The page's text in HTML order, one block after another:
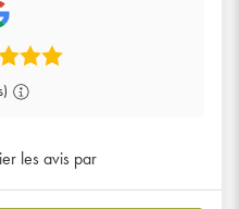
les avis par